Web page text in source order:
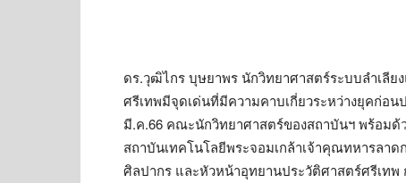
ดร.วุฒิไกร บุษยาพร นักวิทยาศาสตร์ระบบลำเลีย
ศรีเทพมีจุดเด่นที่มีความคาบเกี่ยวระหว่างยุคก่อ
มี.ค.66 คณะนักวิทยาศาสตร์ของสถาบันฯ พร้อม
สถาบันเทคโนโลยีพระจอมเกล้าเจ้าคุณทหารลา
ศิลปากร และหัวหน้าอุทยานประวัติศาสตร์ศรีเท